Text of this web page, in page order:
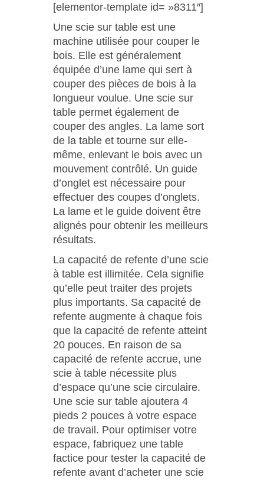
[elementor-template id= »8311″]
Une scie sur table est une
machine utilisée pour couper le
bois. Elle est généralement
équipée d’une lame qui sert à
couper des pièces de bois à la
longueur voulue. Une scie sur
table permet également de
couper des angles. La lame sort
de la table et tourne sur elle-
même, enlevant le bois avec un
mouvement contrôlé. Un guide
d’onglet est nécessaire pour
effectuer des coupes d’onglets.
La lame et le guide doivent être
alignés pour obtenir les meilleurs
résultats.
La capacité de refente d’une scie
à table est illimitée. Cela signifie
qu’elle peut traiter des projets
plus importants. Sa capacité de
refente augmente à chaque fois
que la capacité de refente atteint
20 pouces. En raison de sa
capacité de refente accrue, une
scie à table nécessite plus
d’espace qu’une scie circulaire.
Une scie sur table ajoutera 4
pieds 2 pouces à votre espace
de travail. Pour optimiser votre
espace, fabriquez une table
factice pour tester la capacité de
refente avant d’acheter une scie